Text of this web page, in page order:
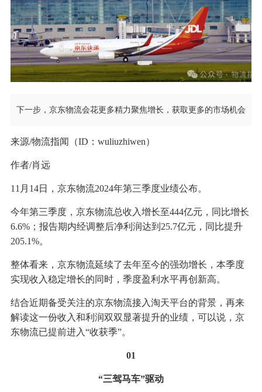
下一步，京东物流会花更多精力聚焦增长，获取更多的市场机会
来源/物流指闻（ID：wuliuzhiwen）
作者/肖远
11月14日，京东物流2024年第三季度业绩公布。
今年第三季度，京东物流总收入增长至444亿元，同比增长
6.6%；报告期内经调整后净利润达到25.7亿元，同比提升
205.1%。
整体看来，京东物流延续了去年至今的强劲增长，本季度
实现收入稳定增长的同时，季度盈利水平再创新高。
结合近期备受关注的京东物流接入淘天平台的背景，再来
解读这一份收入和利润双双显著提升的业绩，可以说，京
东物流已提前进入“收获季”。
01
“三驾马车”驱动